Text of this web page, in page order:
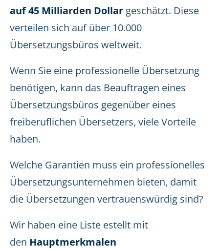
auf 45 Milliarden Dollar geschätzt. Diese
verteilen sich auf über 10.000
Übersetzungsbüros weltweit.
Wenn Sie eine professionelle Übersetzung
benötigen, kann das Beauftragen eines
Übersetzungsbüros gegenüber eines
freiberuflichen Übersetzers, viele Vorteile
haben.
Welche Garantien muss ein professionelles
Übersetzungsunternehmen bieten, damit
die Übersetzungen vertrauenswürdig sind?
Wir haben eine Liste estellt mit
den Hauptmerkmalen